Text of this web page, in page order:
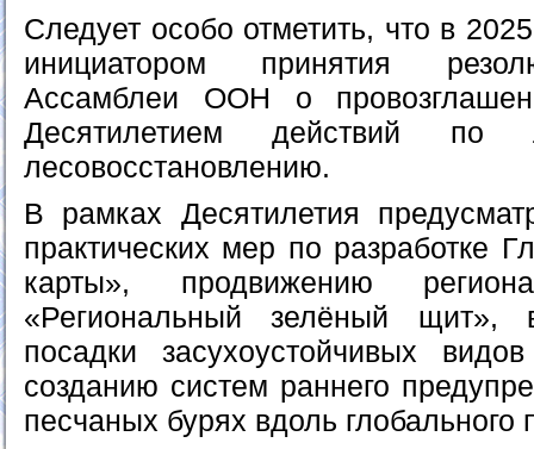
Следует особо отметить, что в
инициатором принятия
Ассамблеи ООН о
Десятилетием действий по
лесовосстановлению.
В рамках Десятилетия
практических мер по разработке
карты», продвижению
«Региональный зелёный щит»,
посадки засухоустойчивых
созданию систем раннего
песчаных бурях вдоль глобального